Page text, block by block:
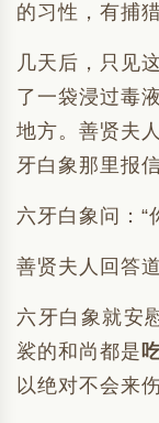
的习性，有捕
几天后，只见
了一袋浸过毒
地方。善贤夫
牙白象那里报信
六牙白象问：“
善贤夫人回答
六牙白象就安
裟的和尚都是
以绝对不会来